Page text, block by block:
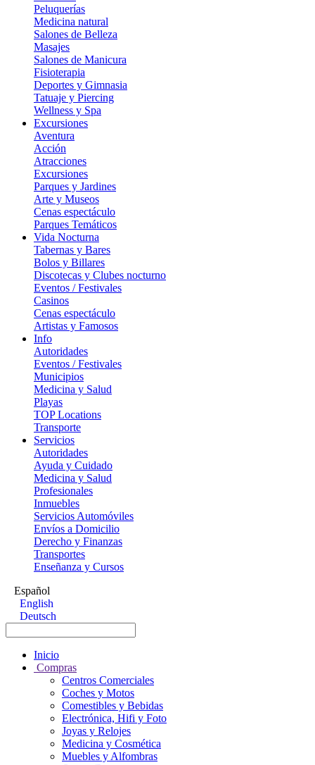
Peluquerías
Medicina natural
Salones de Belleza
Masajes
Salones de Manicura
Fisioterapia
Deportes y Gimnasia
Tatuaje y Piercing
Wellness y Spa
Excursiones
Aventura
Acción
Atracciones
Excursiones
Parques y Jardines
Arte y Museos
Cenas espectáculo
Parques Temáticos
Vida Nocturna
Tabernas y Bares
Bolos y Billares
Discotecas y Clubes nocturno
Eventos / Festivales
Casinos
Cenas espectáculo
Artistas y Famosos
Info
Autoridades
Eventos / Festivales
Municipios
Medicina y Salud
Playas
TOP Locations
Transporte
Servicios
Autoridades
Ayuda y Cuidado
Medicina y Salud
Profesionales
Inmuebles
Servicios Automóviles
Envíos a Domicilio
Derecho y Finanzas
Transportes
Enseñanza y Cursos
Español
English
Deutsch
Inicio
Compras
Centros Comerciales
Coches y Motos
Comestibles y Bebidas
Electrónica, Hifi y Foto
Joyas y Relojes
Medicina y Cosmética
Muebles y Alfombras